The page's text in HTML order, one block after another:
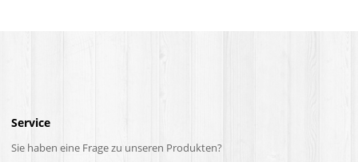
Service
Sie haben eine Frage zu unseren Produkten?